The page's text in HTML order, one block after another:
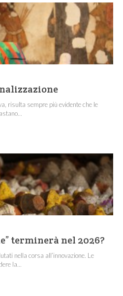
risulta sempre più evidente che le
terminerà nel 2026?
nella corsa all’innovazione. Le
la...